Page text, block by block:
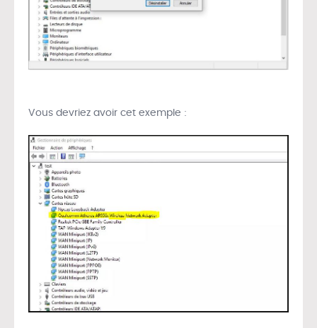
Vous devriez avoir cet exemple :